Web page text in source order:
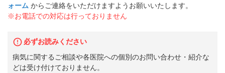
ォーム からご連絡をいただけますようお願いいたします。
※お電話での対応は行っておりません
必ずお読みください
病気に関するご相談や各医院への個別のお問い合わせ・紹介な
どは受け付けておりません。